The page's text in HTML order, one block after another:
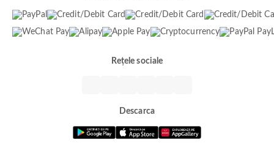
Rețele sociale
Descarca